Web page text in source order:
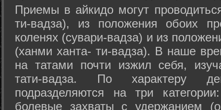
Приемы в айкидо могут
ти-вадза), из положения обоих
коленях (сувари-вадза) и из
(ханми ханта- ти-вадза). В наше
на татами почти изжил себя,
тати-вадза. По характеру
подразделяются на три
болевые захваты с удержанием